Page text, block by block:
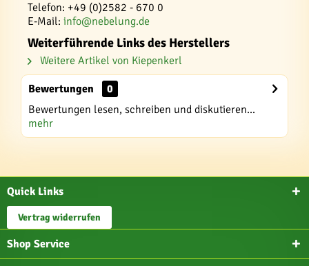
Telefon: +49 (0)2582 - 670 0
E-Mail: info@nebelung.de
Weiterführende Links des Herstellers
Weitere Artikel von Kiepenkerl
Bewertungen
0
Bewertungen lesen, schreiben und diskutieren...
mehr
Quick Links
Vertrag widerrufen
Shop Service